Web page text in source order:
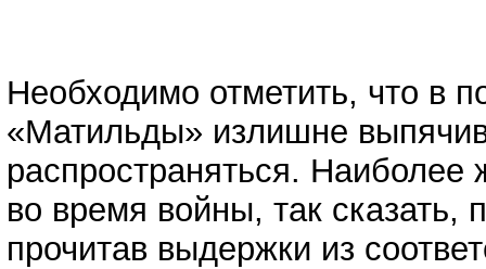
Необходимо отметить, что в
«Матильды» излишне
распространяться.
во время войны, так
прочитав выдержки из